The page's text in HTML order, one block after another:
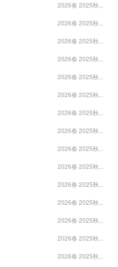
2026春 2025秋...
2026春 2025秋...
2026春 2025秋...
2026春 2025秋...
2026春 2025秋...
2026春 2025秋...
2026春 2025秋...
2026春 2025秋...
2026春 2025秋...
2026春 2025秋...
2026春 2025秋...
2026春 2025秋...
2026春 2025秋...
2026春 2025秋...
2026春 2025秋...